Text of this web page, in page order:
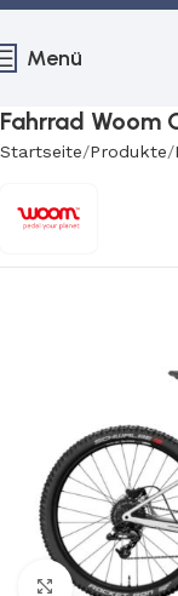
Menü
Fahrrad Woom
Startseite Produkte
Klick zum